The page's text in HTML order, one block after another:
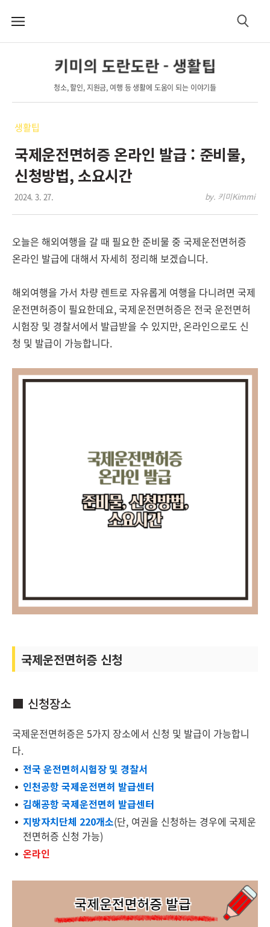
메
검
키미의 도란도란 - 생활팁
청소, 할인, 지원금, 여행 등 생활에 도움이 되는 이야기들
생활팁
국제운전면허증 온라인 발급 : 준비물,
신청방법, 소요시간
2024. 3. 27. by. 키미Kimmi
오늘은 해외여행을 갈 때 필요한 준비물 중 국제운전면허증
온라인 발급에 대해서 자세히 정리해 보겠습니다.
해외여행을 가서 차량 렌트로 자유롭게 여행을 다니려면 국제
운전면허증이 필요한데요, 국제운전면허증은 전국 운전면허
시험장 및 경찰서에서 발급받을 수 있지만, 온라인으로도 신
청 및 발급이 가능합니다.
국제운전면허증 신청
■ 신청장소
국제운전면허증은 5가지 장소에서 신청 및 발급이 가능합니
다.
전국 운전면허시험장 및 경찰서
인천공항 국제운전면허 발급센터
김해공항 국제운전면허 발급센터
지방자치단체 220개소(단, 여권을 신청하는 경우에 국제운
전면허증 신청 가능)
온라인